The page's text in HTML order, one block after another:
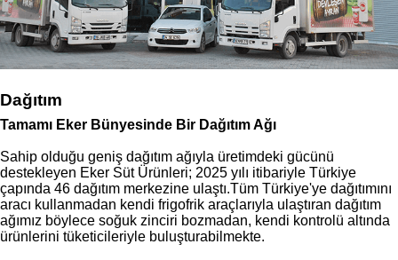
Dağıtım
Tamamı Eker Bünyesinde Bir Dağıtım Ağı
Sahip olduğu geniş dağıtım ağıyla üretimdeki gücünü
destekleyen Eker Süt Ürünleri; 2025 yılı itibariyle Türkiye
çapında 46 dağıtım merkezine ulaştı.Tüm Türkiye'ye dağıtımını
aracı kullanmadan kendi frigofrik araçlarıyla ulaştıran dağıtım
ağımız böylece soğuk zinciri bozmadan, kendi kontrolü altında
ürünlerini tüketicileriyle buluşturabilmekte.